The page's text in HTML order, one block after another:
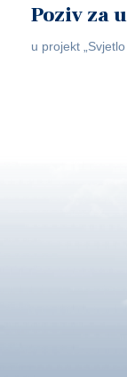
Poziv za
u projekt